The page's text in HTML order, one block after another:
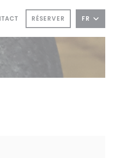
FENÊTRE))
RÉSERVER FR